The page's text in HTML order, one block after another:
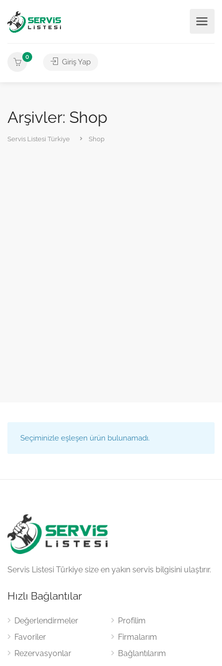
0
Giriş Yap
Arşivler: Shop
Servis Listesi Türkiye Shop
Seçiminizle eşleşen ürün bulunamadı.
Servis Listesi Türkiye size en yakın servis bilgisini ulaştırır.
Hızlı Bağlantılar
Değerlendirmeler
Favoriler
Rezervasyonlar
Profilim
Firmalarım
Bağlantılarım